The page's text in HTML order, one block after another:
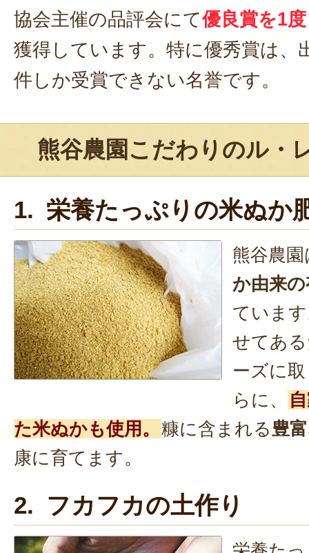
協会主催の品評会にて優良賞を1
獲得しています。特に優秀賞は、
件しか受賞できない名誉です。
熊谷農園こだわりのル・
1. 栄養たっぷりの米ぬか
熊谷農
か由来
ていま
せてあ
ーズに
らに、
た米ぬかも使用。
糠に含まれる 豊
康に育てます。
2. フカフカの土作り